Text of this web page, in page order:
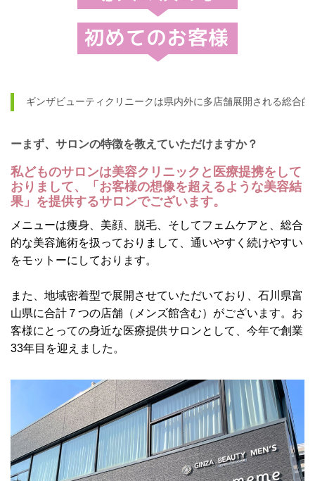
ギンザビューティクリニークは県内外に多店舗展開される総合
ーまず、サロンの特徴を教えていただけますか？
私どものサロンは美容クリニックと医療提携をして
おりまして、「お客様の想像を超えるような美容結
果」を提供するサロンでございます。
メニューは痩身、美顔、脱毛、そしてフェムケアと、総合
的な美容施術を扱っておりまして、通いやすく続けやすい
をモットーにしております。
また、地域密着型で展開させていただいており、石川県富
山県に合計７つの店舗（メンズ館含む）がございます。お
客様にとっての身近な医療提供サロンとして、今年で創業
33年目を迎えました。